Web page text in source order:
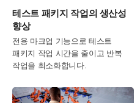
테스트 패키지 작업의 생산성
향상
전용 마크업 기능으로 테스트
패키지 작업 시간을 줄이고 반복
작업을 최소화합니다.